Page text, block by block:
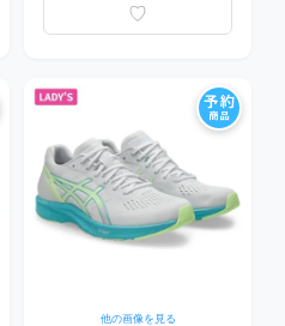
他の画像を見る